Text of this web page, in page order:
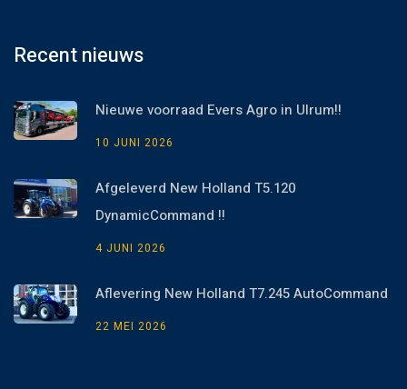
Recent nieuws
Nieuwe voorraad Evers Agro in Ulrum!!
10 JUNI 2026
Afgeleverd New Holland T5.120
DynamicCommand !!
4 JUNI 2026
Aflevering New Holland T7.245 AutoCommand
22 MEI 2026